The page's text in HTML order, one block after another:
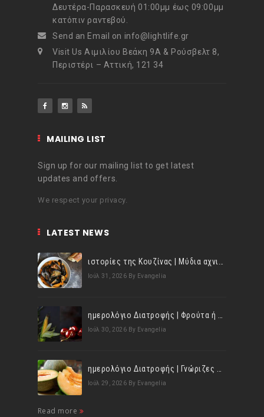
Δευτέρα-Παρασκευή 01:00μμ έως 09:00μμ
κατόπιν ραντεβού.
Send an Email on info@lightlife.gr
Visit Us Αιμιλίου Βεάκη 9Α & Ρούσβελτ 8,
Περιστέρι – Αττική, 121 34
MAILING LIST
Sign up for our mailing list to get latest
updates and offers.
We respect your privacy.
LATEST NEWS
Ιούλ 31, 2026 By Evangelia
Ιούλ 30, 2026 By Evangelia
Ιούλ 29, 2026 By Evangelia
Read more